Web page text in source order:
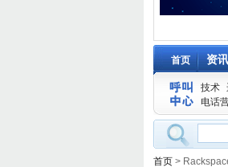
首页 资讯
技术
电话
首页 >